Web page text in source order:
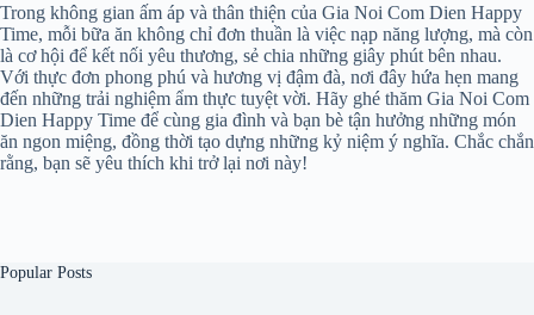
Trong không gian ấm áp và thân thiện của Gia Noi Com Dien Happy
Time, mỗi bữa ăn không chỉ đơn thuần là việc nạp năng lượng, mà còn
là cơ hội để kết nối yêu thương, sẻ chia những giây phút bên nhau.
Với thực đơn phong phú và hương vị đậm đà, nơi đây hứa hẹn mang
đến những trải nghiệm ẩm thực tuyệt vời. Hãy ghé thăm Gia Noi Com
Dien Happy Time để cùng gia đình và bạn bè tận hưởng những món
ăn ngon miệng, đồng thời tạo dựng những kỷ niệm ý nghĩa. Chắc chắn
rằng, bạn sẽ yêu thích khi trở lại nơi này!
Popular Posts